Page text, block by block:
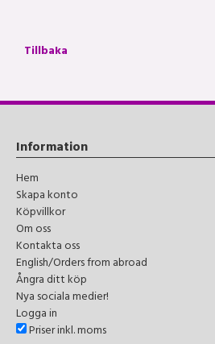
Tillbaka
Information
Hem
Skapa konto
Köpvillkor
Om oss
Kontakta oss
English/Orders from abroad
Ångra ditt köp
Nya sociala medier!
Logga in
Priser inkl. moms